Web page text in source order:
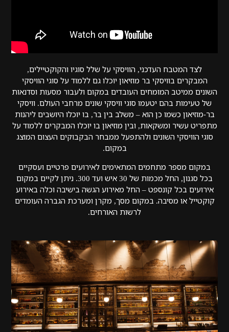
לצד המטבח העדכני, הוויסקי על שלל סוגיו והקוקטיילים,
המבקרים בוויסקי בר מוזיאון יוכלו גם ללמוד על סוגי הוויסקי
השונים ממיטב המומחים העובדים במקום ולעבור מסעות וסדנאות
של טעימות בהם יטעמו סוגי וויסקי שונים מרחבי העולם. וויסקי
בר-מוזיאון כשמו כן הוא – משלב בין בר, בו יוכלו היושבים ליהנות
מתפריט עשיר ומשקאות, ובין מוזיאון בו יוכלו המבקרים ללמוד על
סוגי הוויסקי השונים ולהתפעל ממבחר הבקבוקים העצום המוצג
במקום.
במקום מספר מתחמים המתאימים לאירועים פרטיים ועסקיים
בכל סגנון, החל מכמות של 30 איש ועד 300. ניתן לקיים במקום
אירועים בכל קונספט – החל מאירוע הגשה בישיבה וכלה באירוע
קוקטייל או מסיבה. במקום מסך, מקרן ומערכת הגברה העומדים
לרשות האורחים.